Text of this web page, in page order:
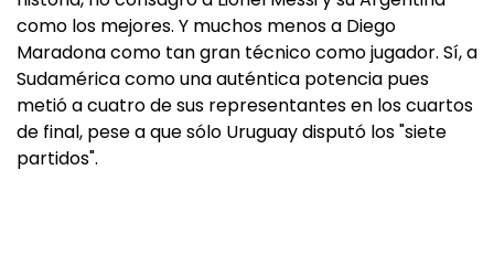
como los mejores. Y muchos menos a Diego
Maradona como tan gran técnico como jugador. Sí, a
Sudamérica como una auténtica potencia pues
metió a cuatro de sus representantes en los cuartos
de final, pese a que sólo Uruguay disputó los "siete
partidos".